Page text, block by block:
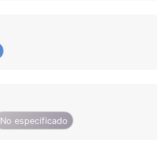
No especificado